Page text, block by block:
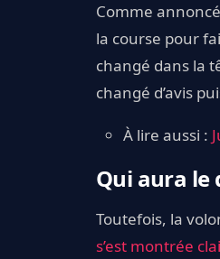
Comme
la course pour
changé dans la
changé d’avis
À lire aussi :
Qui aura le
Toutefois, la
s’est montrée